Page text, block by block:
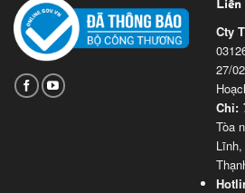
Liên
Cty
27/
Chỉ:
Tòa